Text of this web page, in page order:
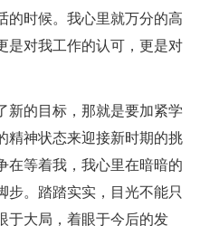
时候。我心里就万分的高
是对我工作的认可，更是对
新的目标，那就是要加紧学
精神状态来迎接新时期的挑
在等着我，我心里在暗暗的
步。踏踏实实，目光不能只
于大局，着眼于今后的发